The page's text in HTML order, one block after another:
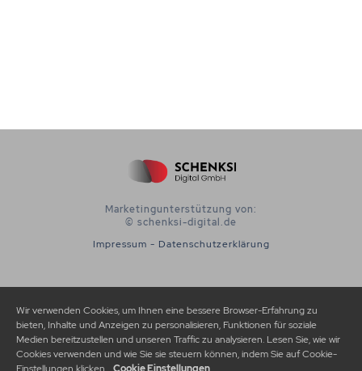
Marketingunterstützung von:
© schenksi-digital.de
Impressum - Datenschutzerklärung
Wir verwenden Cookies, um Ihnen eine bessere Browser-Erfahrung zu
bieten, Inhalte und Anzeigen zu personalisieren, Funktionen für soziale
Medien bereitzustellen und unseren Traffic zu analysieren. Lesen Sie, wie wir
Cookies verwenden und wie Sie sie steuern können, indem Sie auf Cookie-